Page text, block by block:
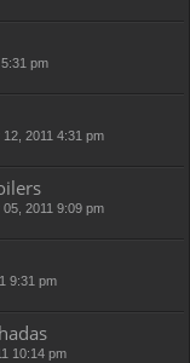
pm
12, 2011 4:31 pm
05, 2011 9:09 pm
9:31 pm
10:14 pm